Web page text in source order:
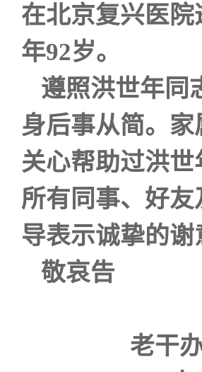
在北京复兴医院
年92岁。
遵照洪世年同
身后事从简。家
关心帮助过洪世
所有同事、好友
导表示诚挚的谢
敬哀告
老干办